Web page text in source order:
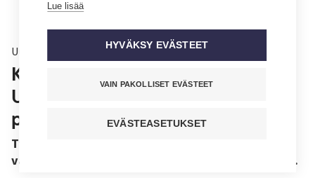
Uutinen
Kovia lukuja joulun alla – Itä-
Uudenmaan yt-neuvottelut
päättyivät
Työnantaja esittää 163 henkilötyövuoden
vähentämistä Itä-Uudenmaan hyvinvointialueella.
Lue lisää
HYVÄKSY EVÄSTEET
VAIN PAKOLLISET EVÄSTEET
EVÄSTEASETUKSET